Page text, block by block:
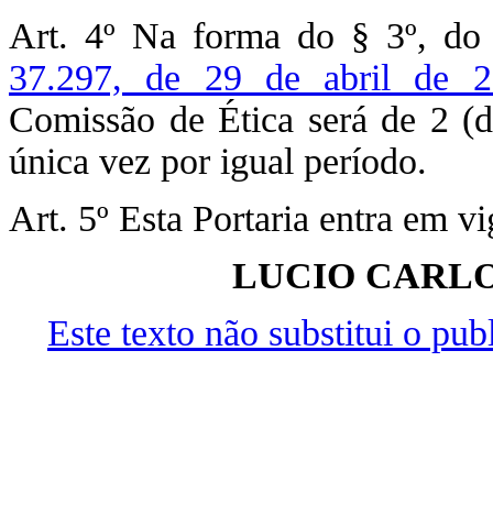
Art. 4º Na forma do § 3º,
37.297, de 29 de abril de
Comissão de Ética será de 2
única vez por igual período.
Art. 5º Esta Portaria entra em
LUCIO
Este texto não substitui o